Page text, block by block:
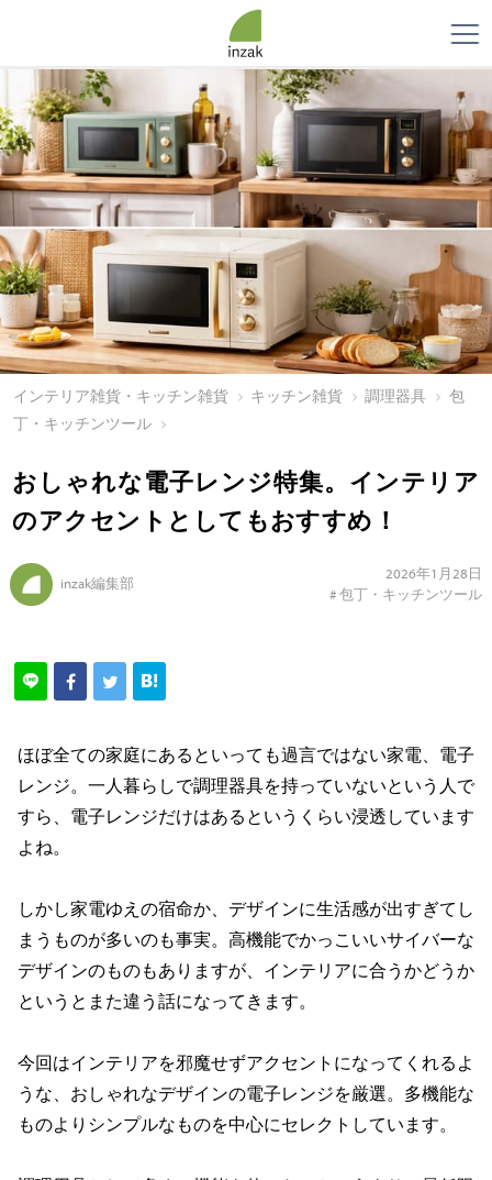
インテリア雑貨・キッチン雑貨 キッチン雑貨 調理器具
包
丁・キッチンツール
おしゃれな電子レンジ特集。インテリア
のアクセントとしてもおすすめ！
inzak編集部
2026年1月28日
#包丁・キッチンツール
ほぼ全ての家庭にあるといっても過言ではない家電、電子
レンジ。一人暮らしで調理器具を持っていないという人で
すら、電子レンジだけはあるというくらい浸透しています
よね。
しかし家電ゆえの宿命か、デザインに生活感が出すぎてし
まうものが多いのも事実。高機能でかっこいいサイバーな
デザインのものもありますが、インテリアに合うかどうか
というとまた違う話になってきます。
今回はインテリアを邪魔せずアクセントになってくれるよ
うな、おしゃれなデザインの電子レンジを厳選。多機能な
ものよりシンプルなものを中心にセレクトしています。